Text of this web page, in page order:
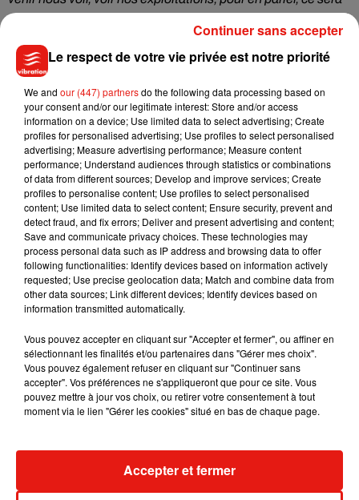
avec plaisir
Renouer le dialogue avec les consommateurs, tel est l’enjeu
aujourd’hui des agriculteurs français, qui ont le sentiment
cette mobilisation, ils pointent également du doigt les
intrusions de militants antispécistes dans les élevages, ou
encore les arrêtés anti-pesticides.
Musique
Benny Blanco invite Selena Gomez et
Tiny Desk invite Charlie Puth pour une
Le respect de votre vie privée est notre priorité
We and our (447) partnersdo the following data processing based on
your consent and/or our legitimate interest: Store and/or access
information on a device; Use limited data to select advertising; Create
profiles for personalised advertising; Use profiles to select personalised
advertising; Measure advertising performance; Measure content
performance; Understand audiences through statistics or combinations
of data from different sources; Develop and improve services; Create
profiles to personalise content; Use profiles to select personalised
content; Use limited data to select content; Ensure security, prevent and
detect fraud, and fix errors; Deliver and present advertising and content;
Save and communicate privacy choices. These technologies may
process personal data such as IP address and browsing data to offer
following functionalities: Identify devices based on information actively
requested; Use precise geolocation data; Match and combine data from
other data sources; Link different devices; Identify devices based on
information transmitted automatically.
Vous pouvez accepter en cliquant sur "Accepter et fermer", ou affiner en
sélectionnant les finalités et/ou partenaires dans "Gérer mes choix".
Vous pouvez également refuser en cliquant sur "Continuer sans
accepter". Vos préférences ne s'appliqueront que pour ce site. Vous
pouvez mettre à jour vos choix, ou retirer votre consentement à tout
moment via le lien "Gérer les cookies" situé en bas de chaque page.
Accepter et fermer
Continuer sans accepter